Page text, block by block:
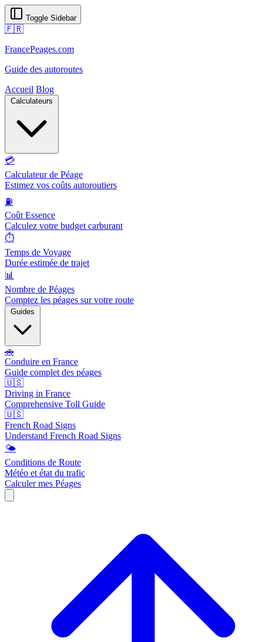
Toggle Sidebar
🇫🇷
FrancePeages.com
Guide des autoroutes
Accueil Blog
Calculateurs
💳
Calculateur de Péage
Estimez vos coûts autoroutiers
⛽
Coût Essence
Calculez votre budget carburant
⏱️
Temps de Voyage
Durée estimée de trajet
📊
Nombre de Péages
Comptez les péages sur votre route
Guides
🚗
Conduire en France
Guide complet des péages
🇺🇸
Driving in France
Comprehensive Toll Guide
🇺🇸
French Road Signs
Understand French Road Signs
🌤️
Conditions de Route
Météo et état du trafic
Calculer mes Péages